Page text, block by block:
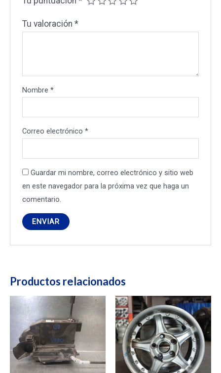
Tu valoración*
Nombre*
Correo electrónico*
Guardar mi nombre, correo electrónico y sitio web
en este navegador para la próxima vez que haga un
comentario.
Productos relacionados